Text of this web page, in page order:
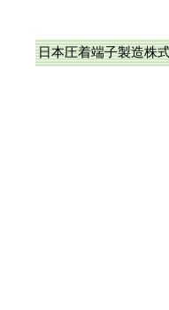
日本圧着端子製造株